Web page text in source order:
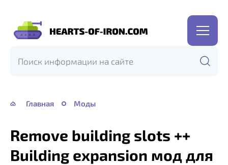
Hearts
Iron
Главная Моды
Remove building slots ++
Building expansion мод для